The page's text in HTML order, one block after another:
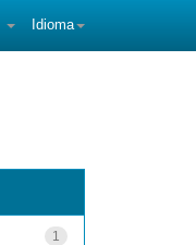
Idioma
1